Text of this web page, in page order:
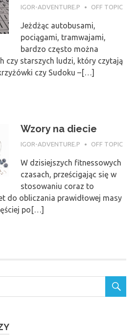
11 MAJA 2017
IGOR-ADVENTURE.P OFF TOPIC
Jeżdżąc autobusami,
pociągami, tramwajami,
bardzo często można
czy starszych ludzi, który czytają
czy Sudoku –[…]
Wzory na diecie
6 MARCA 2017
IGOR-ADVENTURE.P OFF TOPIC
W dzisiejszych fitnessowych
czasach, prześcigając się w
stosowaniu coraz to
do obliczania prawidłowej masy
po[…]